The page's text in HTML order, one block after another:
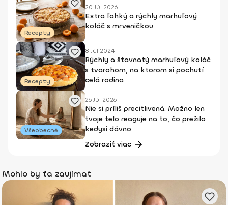
Recepty
20 Júl 2026
Extra ľahký a rýchly marhuľový
koláč s mrveničkou
Recepty
8 Júl 2024
Rýchly a šťavnatý marhuľový koláč
s tvarohom, na ktorom si pochutí
celá rodina
Všeobecné
26 Júl 2026
Nie si príliš precitlivená. Možno len
tvoje telo reaguje na to, čo prežilo
kedysi dávno
Zobraziť viac
Mohlo by ťa zaujímať